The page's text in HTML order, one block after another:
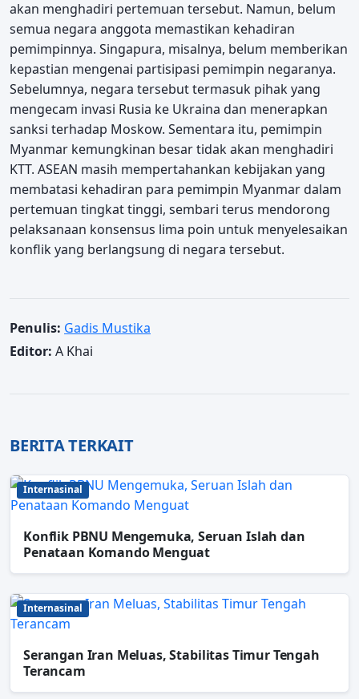
akan menghadiri pertemuan tersebut. Namun, belum
semua negara anggota memastikan kehadiran
pemimpinnya. Singapura, misalnya, belum memberikan
kepastian mengenai partisipasi pemimpin negaranya.
Sebelumnya, negara tersebut termasuk pihak yang
mengecam invasi Rusia ke Ukraina dan menerapkan
sanksi terhadap Moskow. Sementara itu, pemimpin
Myanmar kemungkinan besar tidak akan menghadiri
KTT. ASEAN masih mempertahankan kebijakan yang
membatasi kehadiran para pemimpin Myanmar dalam
pertemuan tingkat tinggi, sembari terus mendorong
pelaksanaan konsensus lima poin untuk menyelesaikan
konflik yang berlangsung di negara tersebut.
Penulis: Gadis Mustika
Editor: A Khai
BERITA TERKAIT
Internasinal
Konflik PBNU Mengemuka, Seruan Islah dan
Penataan Komando Menguat
Internasinal
Serangan Iran Meluas, Stabilitas Timur Tengah
Terancam